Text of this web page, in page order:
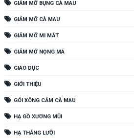
GIẢM MỠ BỤNG CÀ MAU
GIẢM MỠ CÀ MAU
GIẢM MỠ MI MẮT
GIẢM MỠ NỌNG MÁ
GIÁO DỤC
GIỚI THIỆU
GÓI XÔNG CẢM CÀ MAU
HẠ GỒ XƯƠNG MŨI
HẠ THẮNG LƯỠI